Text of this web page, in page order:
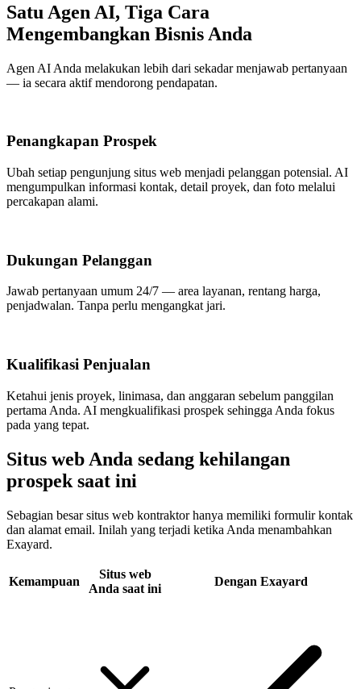
Satu Agen AI, Tiga Cara
Mengembangkan Bisnis Anda
Agen AI Anda melakukan lebih dari sekadar menjawab pertanyaan
— ia secara aktif mendorong pendapatan.
Penangkapan Prospek
Ubah setiap pengunjung situs web menjadi pelanggan potensial. AI
mengumpulkan informasi kontak, detail proyek, dan foto melalui
percakapan alami.
Dukungan Pelanggan
Jawab pertanyaan umum 24/7 — area layanan, rentang harga,
penjadwalan. Tanpa perlu mengangkat jari.
Kualifikasi Penjualan
Ketahui jenis proyek, linimasa, dan anggaran sebelum panggilan
pertama Anda. AI mengkualifikasi prospek sehingga Anda fokus
pada yang tepat.
Situs web Anda sedang kehilangan
prospek saat ini
Sebagian besar situs web kontraktor hanya memiliki formulir kontak
dan alamat email. Inilah yang terjadi ketika Anda menambahkan
Exayard.
Kemampuan
Situs web
Anda saat ini
Dengan Exayard